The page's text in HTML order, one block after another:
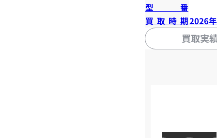
型番
買取時期2026
買取実